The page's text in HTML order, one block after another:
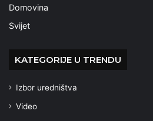
Domovina
Svijet
KATEGORIJE U TRENDU
Izbor uredništva
Video